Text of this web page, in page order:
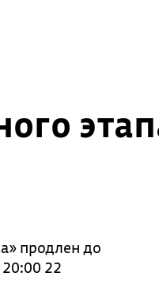
продлен до
22